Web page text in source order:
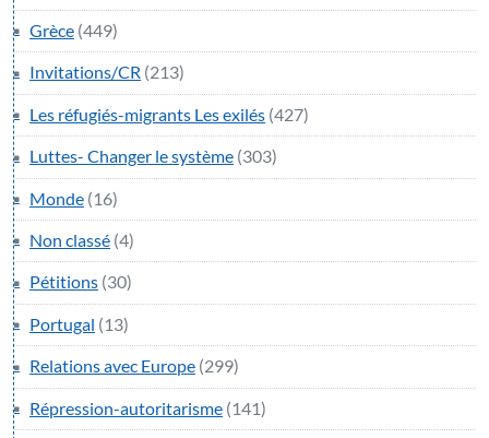
Grèce (449)
Invitations/CR (213)
Les réfugiés-migrants Les exilés (427)
Luttes- Changer le système (303)
Monde (16)
Non classé (4)
Pétitions (30)
Portugal (13)
Relations avec Europe (299)
Répression-autoritarisme (141)